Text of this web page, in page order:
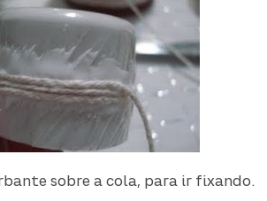
sobre a cola, para ir fixando.